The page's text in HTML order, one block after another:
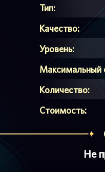
Тип:
Качество:
Уровень:
Максимальный
Количество:
Стоимость:
Не